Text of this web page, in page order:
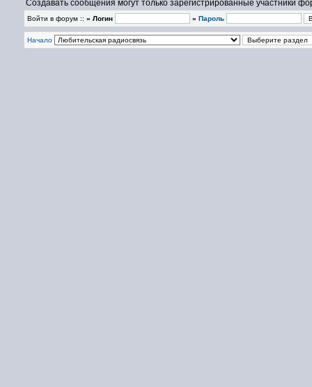
Создавать сообщения могут только зарегистрированные участники
Войти в форум :: » Логин » Пароль
Начало